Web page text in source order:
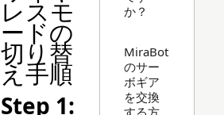
レスモ
ードの
切り替
え手順
Step 1:
か？
MiraBot
のサー
ボギア
を交換
する方